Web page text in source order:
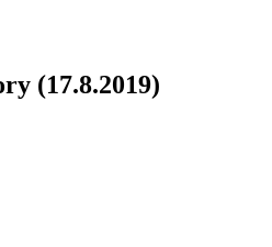
(17.8.2019)